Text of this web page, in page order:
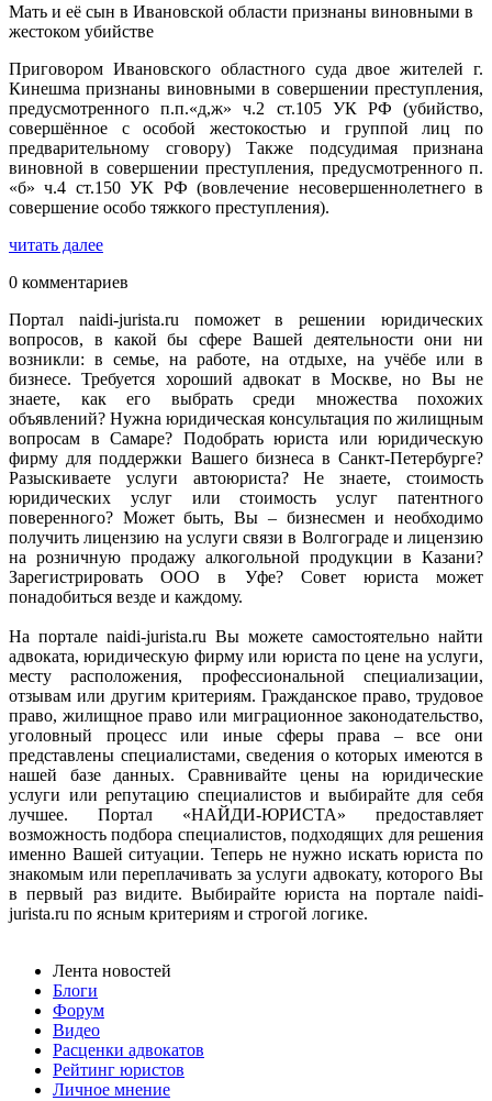
Мать и её сын в Ивановской области признаны виновными в
жестоком убийстве
Приговором Ивановского областного суда двое жителей г.
Кинешма признаны виновными в совершении преступления,
предусмотренного п.п.«д,ж» ч.2 ст.105 УК РФ (убийство,
совершённое с особой жестокостью и группой лиц по
предварительному сговору) Также подсудимая признана
виновной в совершении преступления, предусмотренного п.
«б» ч.4 ст.150 УК РФ (вовлечение несовершеннолетнего в
совершение особо тяжкого преступления).
читать далее
0 комментариев
Портал naidi-jurista.ru поможет в решении юридических
вопросов, в какой бы сфере Вашей деятельности они ни
возникли: в семье, на работе, на отдыхе, на учёбе или в
бизнесе. Требуется хороший адвокат в Москве, но Вы не
знаете, как его выбрать среди множества похожих
объявлений? Нужна юридическая консультация по жилищным
вопросам в Самаре? Подобрать юриста или юридическую
фирму для поддержки Вашего бизнеса в Санкт-Петербурге?
Разыскиваете услуги автоюриста? Не знаете, стоимость
юридических услуг или стоимость услуг патентного
поверенного? Может быть, Вы – бизнесмен и необходимо
получить лицензию на услуги связи в Волгограде и лицензию
на розничную продажу алкогольной продукции в Казани?
Зарегистрировать ООО в Уфе? Совет юриста может
понадобиться везде и каждому.
На портале naidi-jurista.ru Вы можете самостоятельно найти
адвоката, юридическую фирму или юриста по цене на услуги,
месту расположения, профессиональной специализации,
отзывам или другим критериям. Гражданское право, трудовое
право, жилищное право или миграционное законодательство,
уголовный процесс или иные сферы права – все они
представлены специалистами, сведения о которых имеются в
нашей базе данных. Сравнивайте цены на юридические
услуги или репутацию специалистов и выбирайте для себя
лучшее. Портал «НАЙДИ-ЮРИСТА» предоставляет
возможность подбора специалистов, подходящих для решения
именно Вашей ситуации. Теперь не нужно искать юриста по
знакомым или переплачивать за услуги адвокату, которого Вы
в первый раз видите. Выбирайте юриста на портале naidi-
jurista.ru по ясным критериям и строгой логике.
Лента новостей
Блоги
Форум
Видео
Расценки адвокатов
Рейтинг юристов
Личное мнение